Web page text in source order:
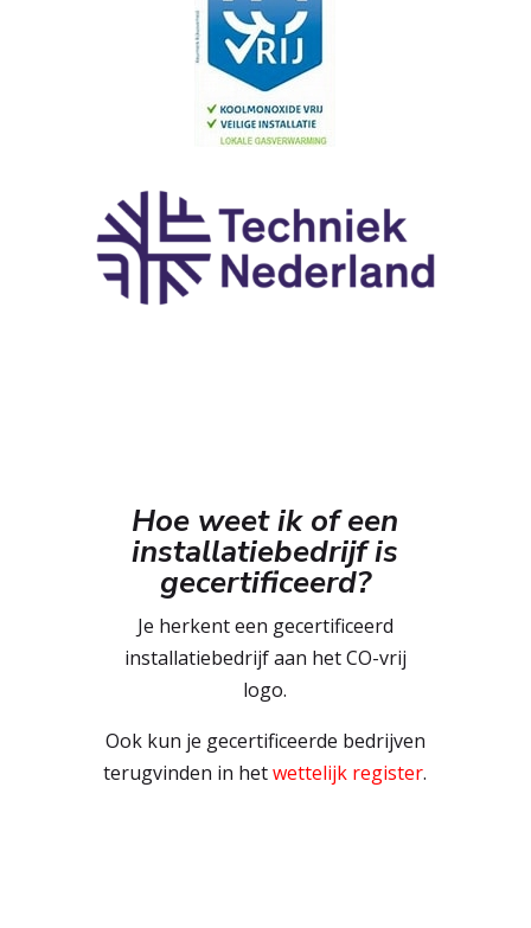
Hoe weet ik of een
installatiebedrijf is
gecertificeerd?
Je herkent een gecertificeerd
installatiebedrijf aan het CO-vrij
logo.
Ook kun je gecertificeerde bedrijven
terugvinden in hetwettelijk register.